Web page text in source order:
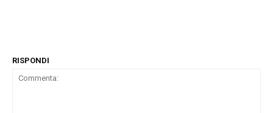
RISPONDI